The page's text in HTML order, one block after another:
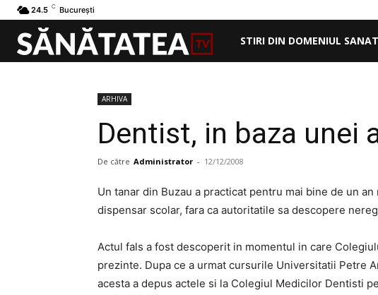
24.5 C București
STIRI DIN DOMENIUL
ARHIVA
Dentist, in baza unei
De către Administrator - 12/12/2008
Un tanar din Buzau a practicat pentru mai bine de un
dispensar scolar, fara ca autoritatile sa descopere
Actul fals a fost descoperit in momentul in care
prezinte. Dupa ce a urmat cursurile Universitatii Petre
acesta a depus actele si la Colegiul Medicilor Dentisti